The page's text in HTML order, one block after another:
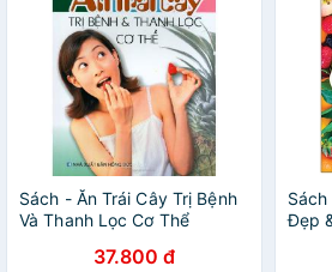
Sách - Ăn Trái Cây Trị Bệnh
Và Thanh Lọc Cơ Thể
37.800 đ
Sách
Đẹp